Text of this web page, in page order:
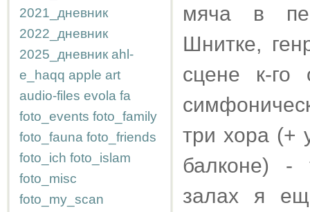
2021_дневник
2022_дневник
2025_дневник ahl-
e_haqq apple art
audio-files evola fa
foto_events foto_family
foto_fauna foto_friends
foto_ich foto_islam
foto_misc
foto_my_scan
мяча в
Шнитке,
сцене к-го
три хора (+
балконе) -
залах я